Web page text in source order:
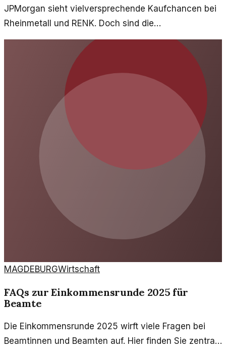
JPMorgan sieht vielversprechende Kaufchancen bei
Rheinmetall und RENK. Doch sind die
Fundamentaldaten wirklich stark genug? Ein
MAGDEBURGWirtschaft
FAQs zur Einkommensrunde 2025 für
Beamte
Die Einkommensrunde 2025 wirft viele Fragen bei
Beamtinnen und Beamten auf. Hier finden Sie zentrale